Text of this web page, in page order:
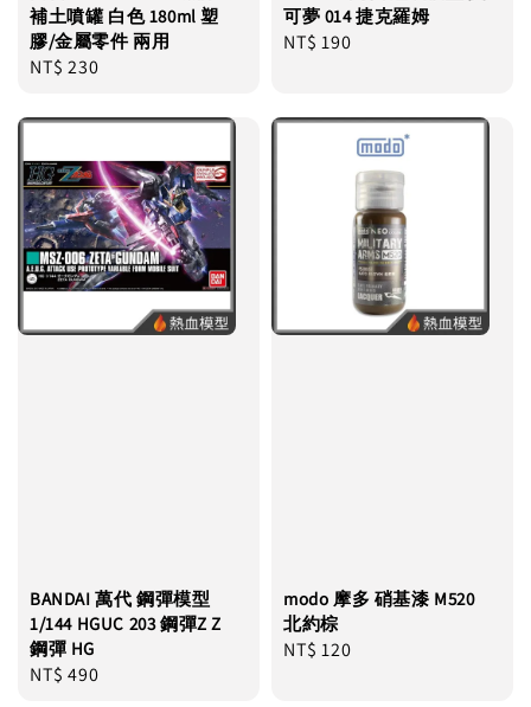
補土噴罐 白色 180ml 塑
膠/金屬零件 兩用
Regular
NT$ 230
可夢 014 捷克羅姆
Regular
NT$ 190
BANDAI 萬代 鋼彈模型
1/144 HGUC 203 鋼彈Z Z
鋼彈 HG
Regular
NT$ 490
modo 摩多 硝基漆 M520
北約棕
Regular
NT$ 120